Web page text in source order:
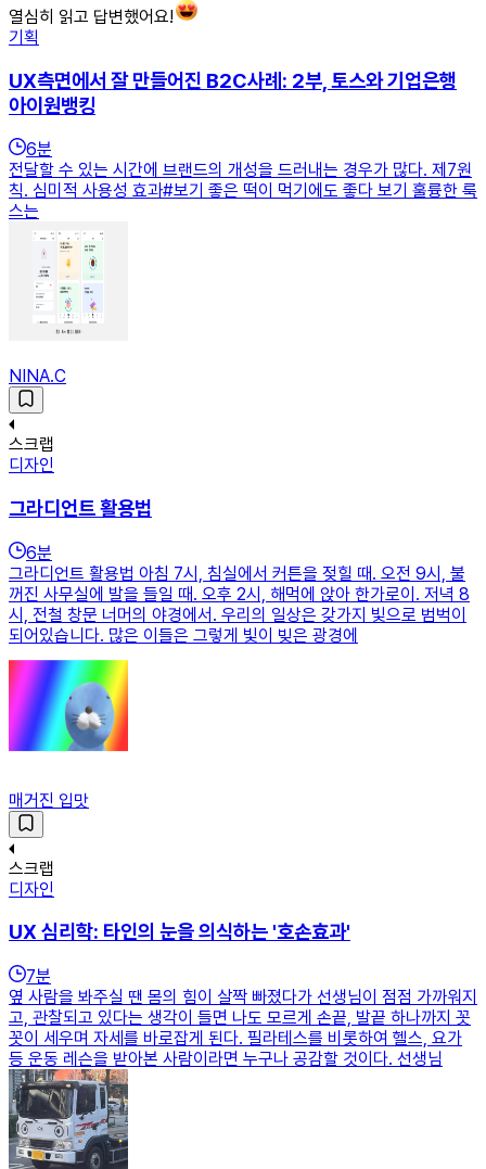
열심히 읽고 답변했어요!
기획
UX측면에서 잘 만들어진 B2C사례: 2부, 토스와 기업은행
아이원뱅킹
6분
전달할 수 있는 시간에 브랜드의 개성을 드러내는 경우가 많다. 제7원
칙. 심미적 사용성 효과#보기 좋은 떡이 먹기에도 좋다 보기 훌륭한 룩
스는
NINA.C
스크랩
디자인
그라디언트 활용법
6분
그라디언트 활용법 아침 7시, 침실에서 커튼을 젖힐 때. 오전 9시, 불
꺼진 사무실에 발을 들일 때. 오후 2시, 해먹에 앉아 한가로이. 저녁 8
시, 전철 창문 너머의 야경에서. 우리의 일상은 갖가지 빛으로 범벅이
되어있습니다. 많은 이들은 그렇게 빛이 빚은 광경에
매거진 입맛
스크랩
디자인
UX 심리학: 타인의 눈을 의식하는 '호손효과'
7분
옆 사람을 봐주실 땐 몸의 힘이 살짝 빠졌다가 선생님이 점점 가까워지
고, 관찰되고 있다는 생각이 들면 나도 모르게 손끝, 발끝 하나까지 꼿
꼿이 세우며 자세를 바로잡게 된다. 필라테스를 비롯하여 헬스, 요가
등 운동 레슨을 받아본 사람이라면 누구나 공감할 것이다. 선생님